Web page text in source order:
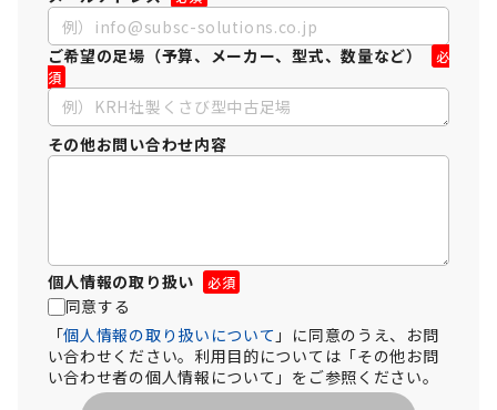
ご希望の足場（予算、メーカー、型式、数量など）
その他お問い合わせ内容
個人情報の取り扱い
同意する
「個人情報の取り扱いについて 」に同意のうえ、お問
い合わせください。利用目的については「その他お問
い合わせ者の個人情報について」をご参照ください。